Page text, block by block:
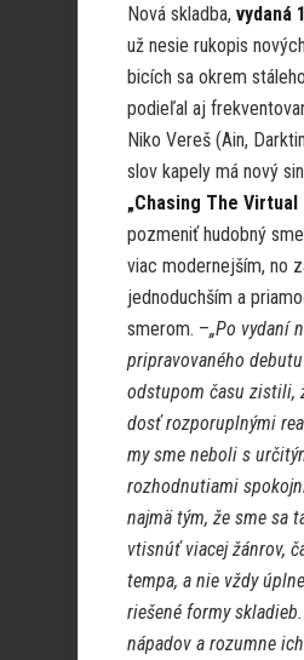
Nová skladba, vydaná
už nesie rukopis
bicích sa okrem
podieľal aj
Niko Vereš (Ain,
slov kapely má nový
„Chasing The Virtual
pozmeniť hudobný
viac modernejším, no
jednoduchším a
smerom. –„Po vydaní
pripravovaného
odstupom času zistili,
dosť rozporuplnými
my sme neboli s
rozhodnutiami
najmä tým, že sme sa
vtisnúť viacej žánrov,
tempa, a nie vždy
riešené formy
nápadov a rozumne